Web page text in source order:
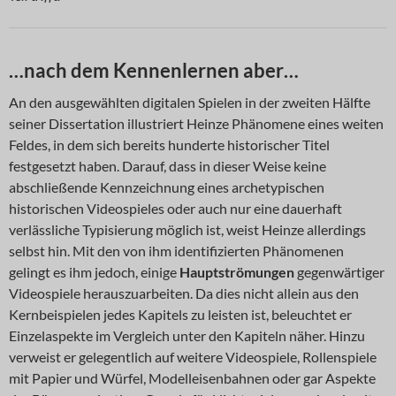
…nach dem Kennenlernen aber…
An den ausgewählten digitalen Spielen in der zweiten Hälfte
seiner Dissertation illustriert Heinze Phänomene eines weiten
Feldes, in dem sich bereits hunderte historischer Titel
festgesetzt haben. Darauf, dass in dieser Weise keine
abschließende Kennzeichnung eines archetypischen
historischen Videospieles oder auch nur eine dauerhaft
verlässliche Typisierung möglich ist, weist Heinze allerdings
selbst hin. Mit den von ihm identifizierten Phänomenen
gelingt es ihm jedoch, einige Hauptströmungen gegenwärtiger
Videospiele herauszuarbeiten. Da dies nicht allein aus den
Kernbeispielen jedes Kapitels zu leisten ist, beleuchtet er
Einzelaspekte im Vergleich unter den Kapiteln näher. Hinzu
verweist er gelegentlich auf weitere Videospiele, Rollenspiele
mit Papier und Würfel, Modelleisenbahnen oder gar Aspekte